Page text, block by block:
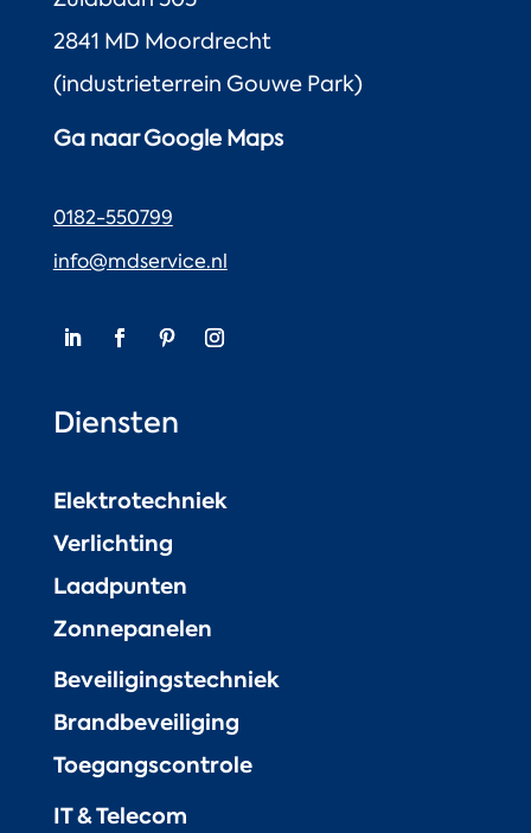
2841 MD Moordrecht
(industrieterrein Gouwe Park)
Ga naar Google Maps
0182-550799
info@mdservice.nl
Diensten
Elektrotechniek
Verlichting
Laadpunten
Zonnepanelen
Beveiligingstechniek
Brandbeveiliging
Toegangscontrole
IT & Telecom